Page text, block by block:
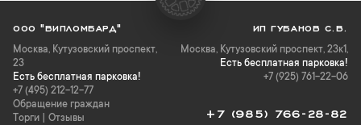
ООО "ВИПЛОМБАРД"
Москва, Кутузовский проспект,
23
Есть бесплатная парковка!
+7 (495) 212-12-77
Обращение граждан
Торги
Отзывы
ИП ГУБАНОВ С.В.
Москва, Кутузовский проспект, 23к1,
Есть бесплатная парковка!
+7 (925) 761-22-06
+7 (985) 766-28-82